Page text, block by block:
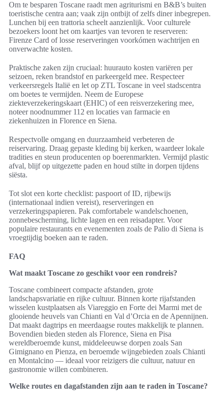
Om te besparen Toscane raadt men agriturismi en B&B’s buiten
toeristische centra aan; vaak zijn ontbijt of zelfs diner inbegrepen.
Lunchen bij een trattoria scheelt aanzienlijk. Voor culturele
bezoekers loont het om kaartjes van tevoren te reserveren:
Firenze Card of losse reserveringen voorkómen wachtrijen en
onverwachte kosten.
Praktische zaken zijn cruciaal: huurauto kosten variëren per
seizoen, reken brandstof en parkeergeld mee. Respecteer
verkeersregels Italië en let op ZTL Toscane in veel stadscentra
om boetes te vermijden. Neem de Europese
ziekteverzekeringskaart (EHIC) of een reisverzekering mee,
noteer noodnummer 112 en locaties van farmacie en
ziekenhuizen in Florence en Siena.
Respectvolle omgang en duurzaamheid verbeteren de
reiservaring. Draag gepaste kleding bij kerken, waardeer lokale
tradities en steun producenten op boerenmarkten. Vermijd plastic
afval, blijf op uitgezette paden en houd stilte in dorpen tijdens
siësta.
Tot slot een korte checklist: paspoort of ID, rijbewijs
(internationaal indien vereist), reserveringen en
verzekeringspapieren. Pak comfortabele wandelschoenen,
zonnebescherming, lichte lagen en een reisadapter. Voor
populaire restaurants en evenementen zoals de Palio di Siena is
vroegtijdig boeken aan te raden.
FAQ
Wat maakt Toscane zo geschikt voor een rondreis?
Toscane combineert compacte afstanden, grote
landschapsvariatie en rijke cultuur. Binnen korte rijafstanden
wisselen kustplaatsen als Viareggio en Forte dei Marmi met de
glooiende heuvels van Chianti en Val d’Orcia en de Apennijnen.
Dat maakt dagtrips en meerdaagse routes makkelijk te plannen.
Bovendien bieden steden als Florence, Siena en Pisa
wereldberoemde kunst, middeleeuwse dorpen zoals San
Gimignano en Pienza, en beroemde wijngebieden zoals Chianti
en Montalcino — ideaal voor reizigers die cultuur, natuur en
gastronomie willen combineren.
Welke routes en dagafstanden zijn aan te raden in Toscane?